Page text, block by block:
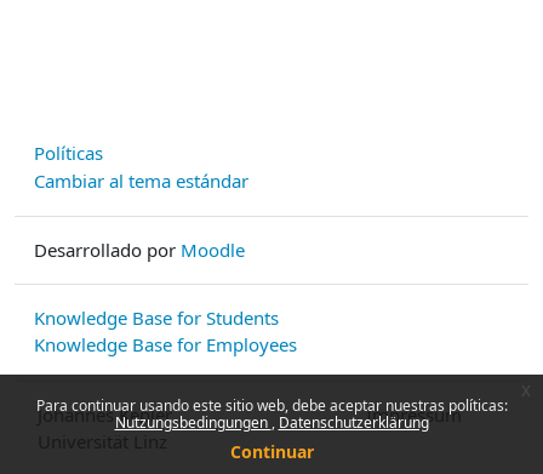
Para continuar usando este sitio web, debe aceptar nuestras políticas:
Nutzungsbedingungen Datenschutzerklärung
Continuar
Políticas
Cambiar al tema estándar
Desarrollado por Moodle
Knowledge Base for Students
Knowledge Base for Employees
Johannes Kepler
Impressum